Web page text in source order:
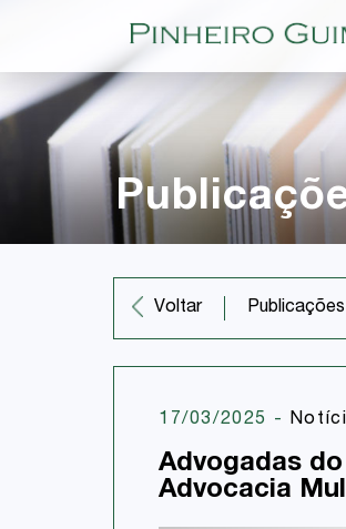
Voltar
17/03/2025 -
Advogadas
Advocacia